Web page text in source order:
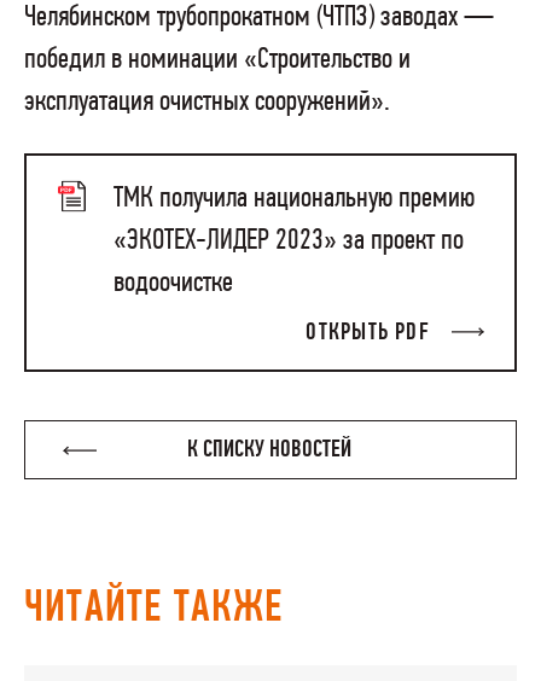
Челябинском трубопрокатном (ЧТПЗ) заводах —
победил в номинации «Строительство и
эксплуатация очистных сооружений».
ТМК получила национальную премию
«ЭКОТЕХ-ЛИДЕР 2023» за проект по
водоочистке
ОТКРЫТЬ PDF
К СПИСКУ НОВОСТЕЙ
ЧИТАЙТЕ ТАКЖЕ